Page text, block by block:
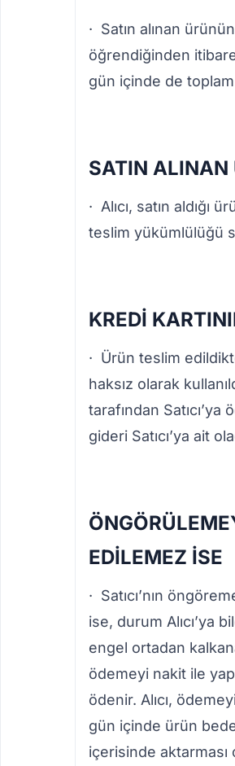
· Satın alınan
öğrendiğinden
gün içinde de toplam
SATIN ALINAN
· Alıcı, satın aldığı
teslim yükümlülüğü
KREDİ
· Ürün teslim
haksız olarak
tarafından
gideri Satıcı’ya ait
EDİLEMEZ İSE
· Satıcı’nın
ise, durum Alıcı’ya
engel ortadan
ödemeyi nakit ile
ödenir. Alıcı,
gün içinde ürün
içerisinde aktarması